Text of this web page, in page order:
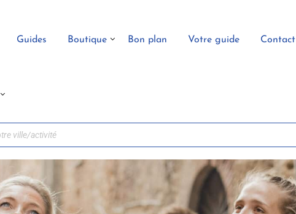
Guides Boutique Bon plan Votre guide Contact